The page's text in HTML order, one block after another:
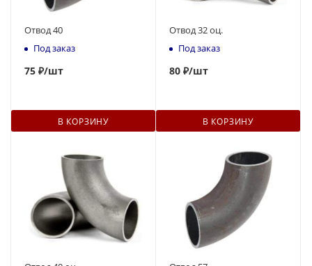
Отвод 40
Под заказ
75 ₽/шт
В КОРЗИНУ
Отвод 32 оц.
Под заказ
80 ₽/шт
В КОРЗИНУ